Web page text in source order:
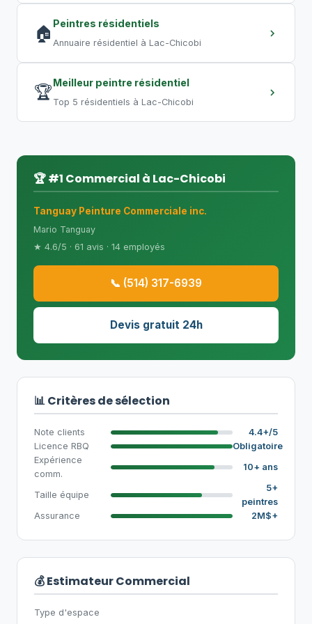
🏠 Peintres résidentiels
Annuaire résidentiel à Lac-Chicobi
🏆Meilleur peintre résidentiel
Top 5 résidentiels à Lac-Chicobi
🏆 #1 Commercial à Lac-Chicobi
Tanguay Peinture Commerciale inc.
Mario Tanguay
★ 4.6/5 · 61 avis · 14 employés
📞 (514) 317-6939
Devis gratuit 24h
📊 Critères de sélection
Note clients
4.4+/5
Licence RBQ
Obligatoire
Expérience
comm.
10+ ans
Taille équipe
5+
peintres
Assurance
2M$+
💰 Estimateur Commercial
Type d'espace